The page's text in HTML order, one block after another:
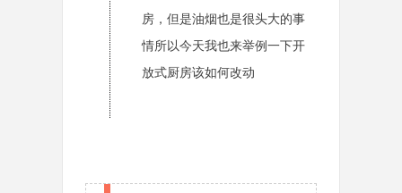
房，但是油烟也是很头大的事
情所以今天我也来举例一下开
放式厨房该如何改动